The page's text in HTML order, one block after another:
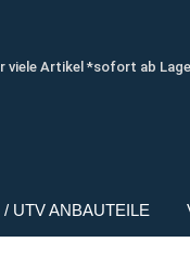
viele Artikel *sofort ab
UTV ANBAUTEILE